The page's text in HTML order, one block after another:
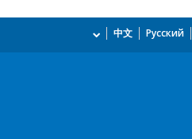
Русский
中文